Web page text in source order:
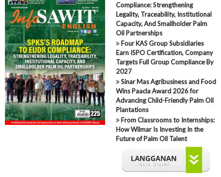
Compliance: Strengthening
Legality, Traceability, Institutional
Capacity, And Smallholder Palm
Oil Partnerships
Four KAS Group Subsidiaries
Earn ISPO Certification, Company
Targets Full Group Compliance By
2027
Sinar Mas Agribusiness and Food
Wins Paacla Award 2026 for
Advancing Child-Friendly Palm Oil
Plantations
From Classrooms to Internships:
How Wilmar Is Investing In the
Future of Palm Oil Talent